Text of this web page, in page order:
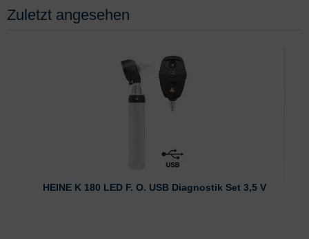
Zuletzt angesehen
HEINE K 180 LED F. O. USB Diagnostik Set 3,5 V